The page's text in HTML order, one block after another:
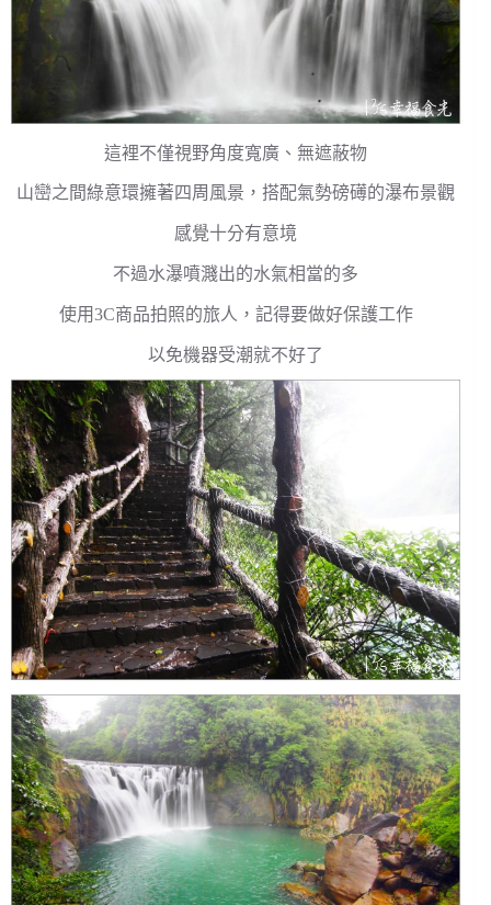
這裡不僅視野角度寬廣、無遮蔽物
山巒之間綠意環擁著四周風景，搭配氣勢磅礡的瀑布景觀
感覺十分有意境
不過水瀑噴濺出的水氣相當的多
使用3C商品拍照的旅人，記得要做好保護工作
以免機器受潮就不好了